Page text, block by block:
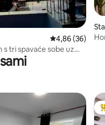
Prosječna
4,86 (36)
s tri spavaće sobe uz
pogledom